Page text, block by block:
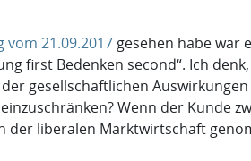
vom 21.09.2017 gesehen habe war
first Bedenken second“. Ich
gesellschaftlichen
Wenn der Kunde
der liberalen Marktwirtschaft